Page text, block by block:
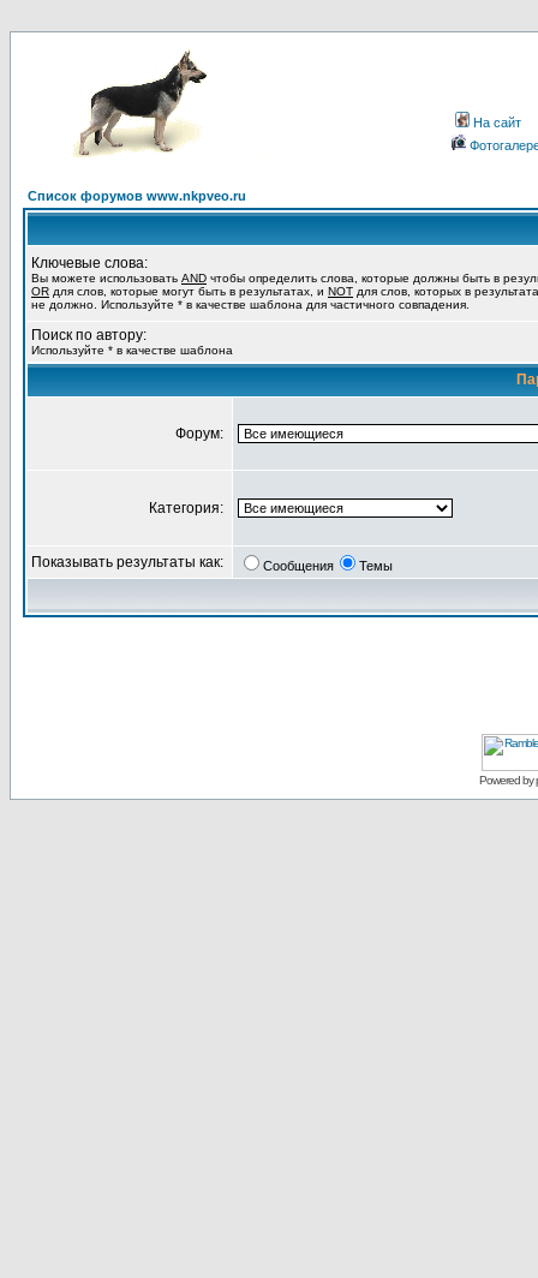
На сайт
Список форумов www.nkpveo.ru
Ключевые слова:
Вы можете использовать AND чтобы определить слова, которые должны быть в
OR для слов, которые могут быть в результатах, и NOT для слов, которых в
не должно. Используйте * в качестве шаблона для частичного совпадения.
Поиск по автору:
Используйте * в качестве шаблона
Форум:
Категория:
Показывать результаты как: Сообщения Темы
Powered by